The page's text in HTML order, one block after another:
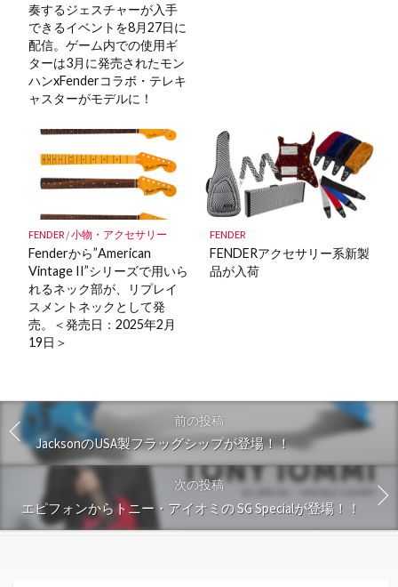
奏するジェスチャーが入手
できるイベントを8月27日に
配信。ゲーム内での使用ギ
ターは3月に発売されたモン
ハンxFenderコラボ・テレキ
ャスターがモデルに！
FENDER/小物・アクセサリー
Fenderから”American
Vintage II”シリーズで用いら
れるネック部が、リプレイ
スメントネックとして発
売。＜発売日：2025年2月
19日＞
FENDER
FENDERアクセサリー系新製
品が入荷
前の投稿
JacksonのUSA製フラッグシップが登場！！
次の投稿
エピフォンからトニー・アイオミの SG Specialが登場！！